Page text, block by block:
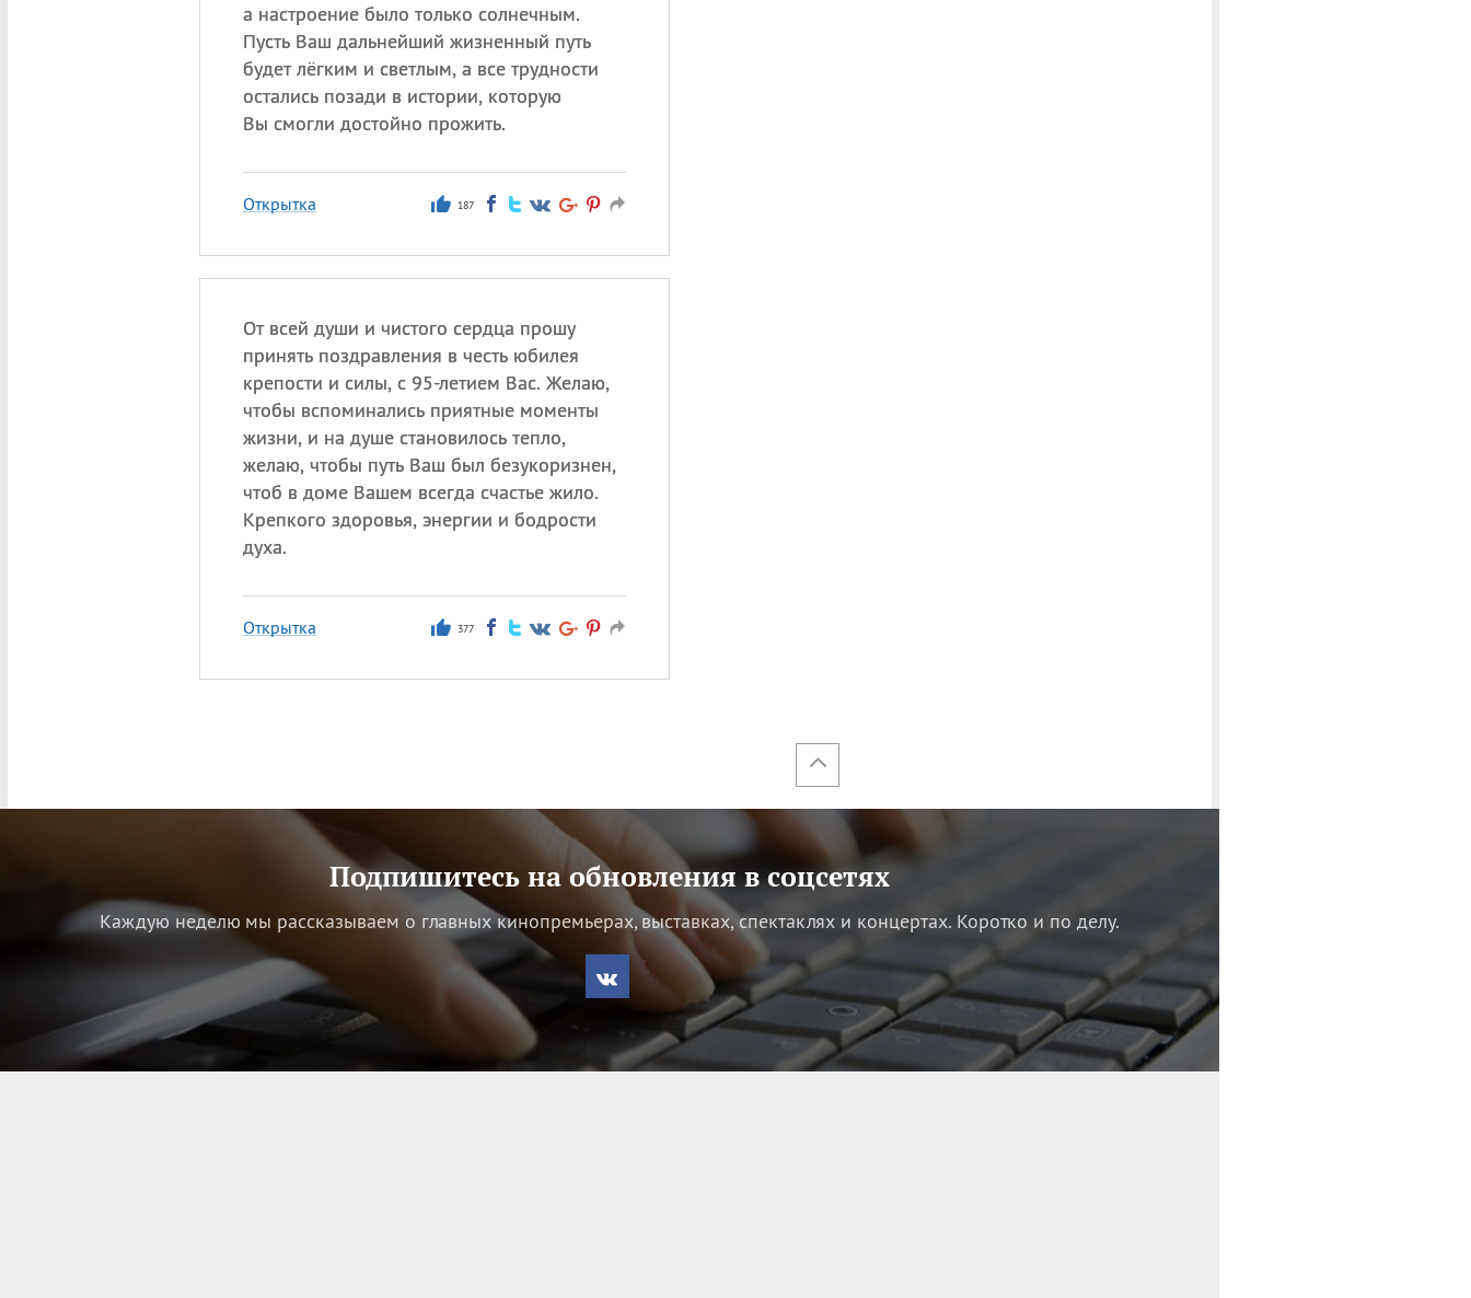
а настроение было только солнечным.
Пусть Ваш дальнейший жизненный путь
будет лёгким и светлым, а все трудности
остались позади в истории, которую
Вы смогли достойно прожить.
Открытка 187
От всей души и чистого сердца прошу
принять поздравления в честь юбилея
крепости и силы, с 95-летием Вас. Желаю,
чтобы вспоминались приятные моменты
жизни, и на душе становилось тепло,
желаю, чтобы путь Ваш был безукоризнен,
чтоб в доме Вашем всегда счастье жило.
Крепкого здоровья, энергии и бодрости
духа.
Открытка 377
Подпишитесь на обновления в соцсетях
Каждую неделю мы рассказываем о главных кинопремьерах, выставках, спектаклях и концертах. Коротко и по делу.